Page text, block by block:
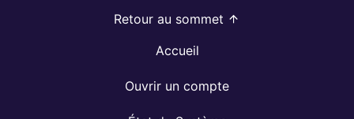
Retour au sommet
Accueil
Ouvrir un compte